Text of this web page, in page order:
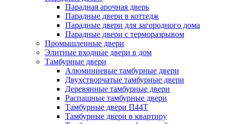
Парадная арочная дверь
Парадные двери в коттедж
Парадные двери для загородного дома
Парадные двери с терморазрывом
Промышленные двери
Элитные входные двери в дом
Тамбурные двери
Алюминиевые тамбурные двери
Двухстворчатые тамбурные двери
Деревянные тамбурные двери
Распашные тамбурные двери
Тамбурные двери П44Т
Тамбурные двери в квартиру